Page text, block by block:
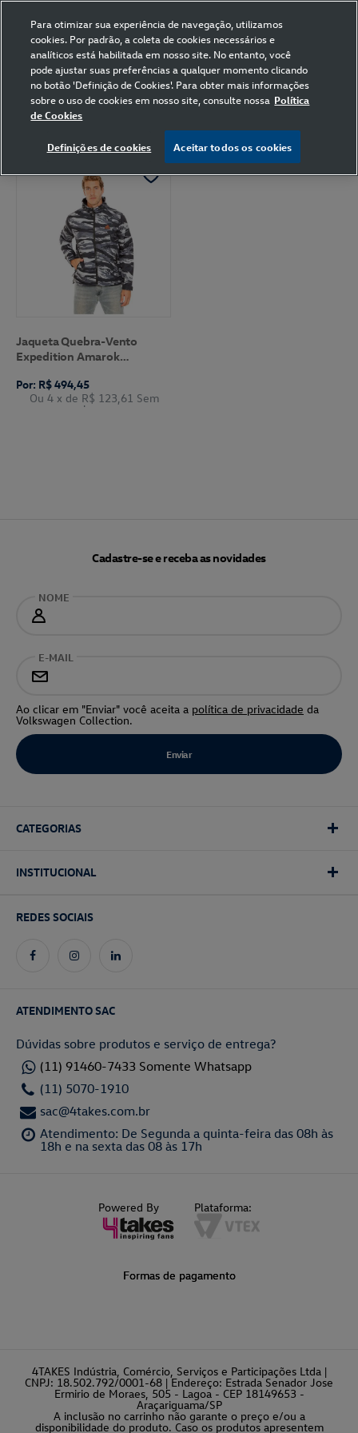
Home Volkswagen Vestuário Camuflado 585 GG
FILTRAR
Jaqueta Quebra-Vento
Expedition Amarok
Por: R$ 494,45
Ou 4 x de R$ 123,61 Sem
Juros
Cadastre-se e receba as novidades
NOME
E-MAIL
Ao clicar em "Enviar" você aceita a política de privacidade da
Volkswagen Collection.
CATEGORIAS
INSTITUCIONAL
REDES SOCIAIS
ATENDIMENTO SAC
Dúvidas sobre produtos e serviço de entrega?
(11) 91460-7433 Somente Whatsapp
(11) 5070-1910
sac@4takes.com.br
Atendimento: De Segunda a quinta-feira das 08h às
18h e na sexta das 08 às 17h
Powered By Plataforma:
Formas de pagamento
4TAKES Indústria, Comércio, Serviços e Participações Ltda |
CNPJ: 18.502.792/0001-68 | Endereço: Estrada Senador Jose
Ermirio de Moraes, 505 - Lagoa - CEP 18149653 -
Araçariguama/SP
A inclusão no carrinho não garante o preço e/ou a
disponibilidade do produto. Caso os produtos apresentem
Para otimizar sua experiência de navegação, utilizamos
cookies. Por padrão, a coleta de cookies necessários e
analíticos está habilitada em nosso site. No entanto, você
pode ajustar suas preferências a qualquer momento clicando
no botão 'Definição de Cookies'. Para obter mais informações
sobre o uso de cookies em nosso site, consulte nossa Política
de Cookies
Definições de cookies Aceitar todos os cookies